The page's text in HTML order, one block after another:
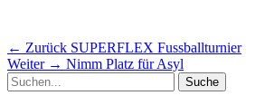
Beitragsnavigation
← Zurück Vorheriger
Beitrag:
SUPERFLEX Fussballturnier
Weiter → Nächster
Nimm Platz für Asyl
Suche
nach: